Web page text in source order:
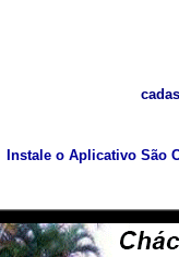
Instale o Aplicativo São